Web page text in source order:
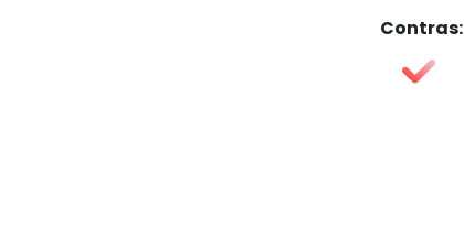
Contras: